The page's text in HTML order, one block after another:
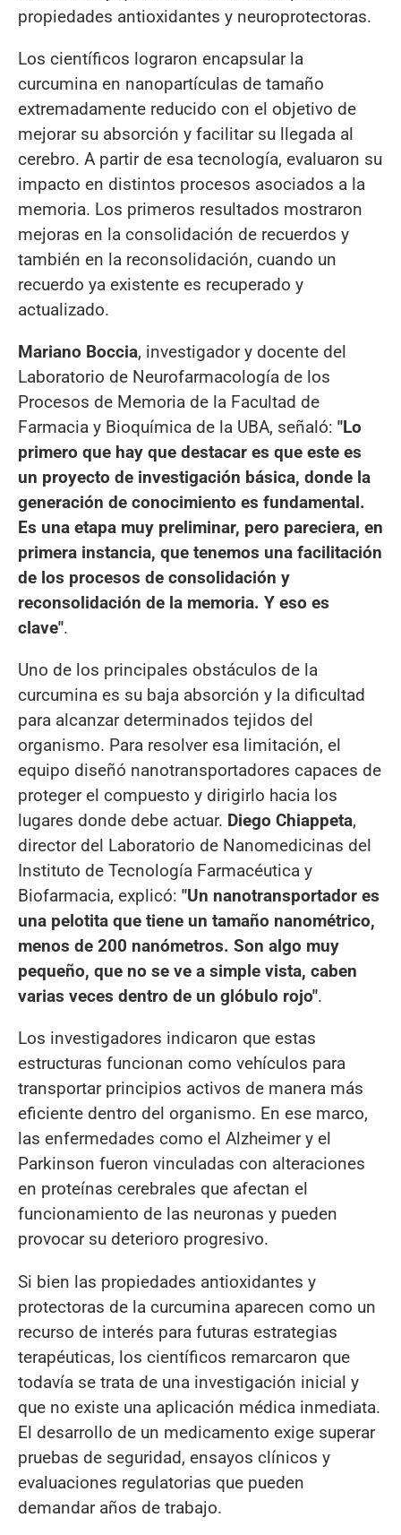
propiedades antioxidantes y neuroprotectoras.
Los científicos lograron encapsular la
curcumina en nanopartículas de tamaño
extremadamente reducido con el objetivo de
mejorar su absorción y facilitar su llegada al
cerebro. A partir de esa tecnología, evaluaron su
impacto en distintos procesos asociados a la
memoria. Los primeros resultados mostraron
mejoras en la consolidación de recuerdos y
también en la reconsolidación, cuando un
recuerdo ya existente es recuperado y
actualizado.
Mariano Boccia, investigador y docente del
Laboratorio de Neurofarmacología de los
Procesos de Memoria de la Facultad de
Farmacia y Bioquímica de la UBA, señaló: "Lo
primero que hay que destacar es que este es
un proyecto de investigación básica, donde la
generación de conocimiento es fundamental.
Es una etapa muy preliminar, pero pareciera, en
primera instancia, que tenemos una facilitación
de los procesos de consolidación y
reconsolidación de la memoria. Y eso es
clave".
Uno de los principales obstáculos de la
curcumina es su baja absorción y la dificultad
para alcanzar determinados tejidos del
organismo. Para resolver esa limitación, el
equipo diseñó nanotransportadores capaces de
proteger el compuesto y dirigirlo hacia los
lugares donde debe actuar. Diego Chiappeta,
director del Laboratorio de Nanomedicinas del
Instituto de Tecnología Farmacéutica y
Biofarmacia, explicó: "Un nanotransportador es
una pelotita que tiene un tamaño nanométrico,
menos de 200 nanómetros. Son algo muy
pequeño, que no se ve a simple vista, caben
varias veces dentro de un glóbulo rojo".
Los investigadores indicaron que estas
estructuras funcionan como vehículos para
transportar principios activos de manera más
eficiente dentro del organismo. En ese marco,
las enfermedades como el Alzheimer y el
Parkinson fueron vinculadas con alteraciones
en proteínas cerebrales que afectan el
funcionamiento de las neuronas y pueden
provocar su deterioro progresivo.
Si bien las propiedades antioxidantes y
protectoras de la curcumina aparecen como un
recurso de interés para futuras estrategias
terapéuticas, los científicos remarcaron que
todavía se trata de una investigación inicial y
que no existe una aplicación médica inmediata.
El desarrollo de un medicamento exige superar
pruebas de seguridad, ensayos clínicos y
evaluaciones regulatorias que pueden
demandar años de trabajo.